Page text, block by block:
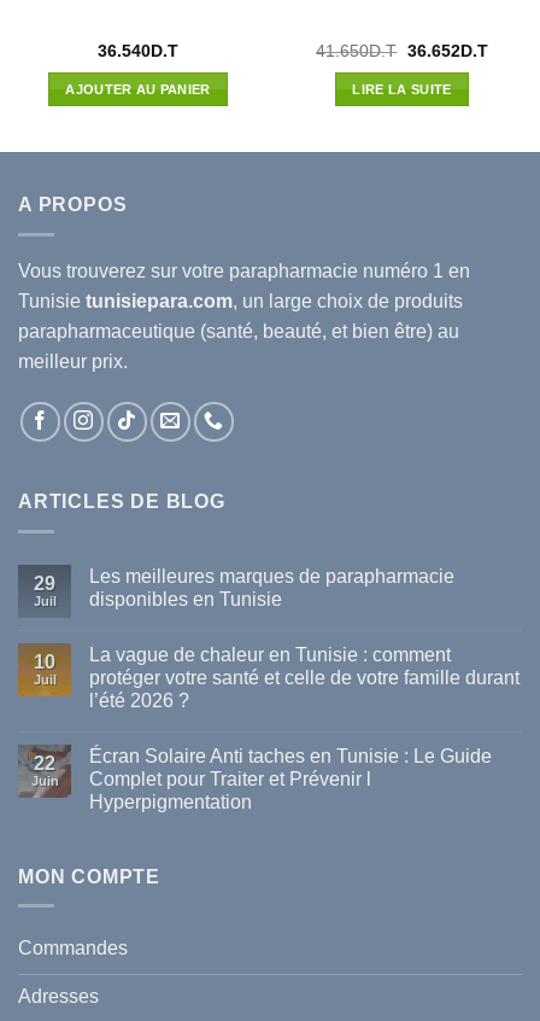
36.540 D.T
AJOUTER AU PANIER
41.650D.T Le
initial
était :
36.652D.TLe
LIRE LA SUITE
A PROPOS
Vous trouverez sur votre parapharmacie numéro 1 en
Tunisie tunisiepara.com, un large choix de produits
parapharmaceutique (santé, beauté, et bien être) au
meilleur prix.
ARTICLES DE BLOG
29
Juil
Les meilleures marques de parapharmacie
disponibles en Tunisie
sur
meilleures
marques
disponibles
en
Tunisie
10
Juil
La vague de chaleur en Tunisie : comment
protéger votre santé et celle de votre famille durant
l’été 2026 ?
sur
La
vague
de
comment
et
celle
de
votre
famille
22
Juin
Écran Solaire Anti taches en Tunisie : Le Guide
Complet pour Traiter et Prévenir l
Hyperpigmentation
Écran
Solaire
Tunisie
Guide
MON COMPTE
Commandes
Adresses